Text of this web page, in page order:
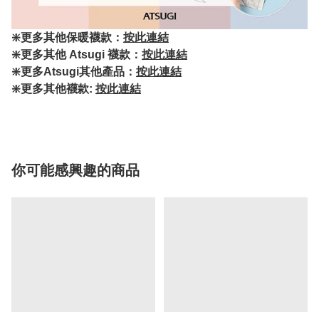
❇️更多其他保暖襪款： 按此連結
❇️更多其他 Atsugi 襪款： 按此連結
❇️更多Atsugi其他產品： 按此連結
❇️更多其他襪款: 按此連結
你可能感興趣的商品